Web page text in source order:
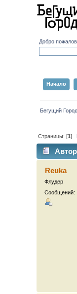
Добро
Начало
Бегущий Город
Страницы: [1]
Автор
Reuka
Флудер
Сообщений: